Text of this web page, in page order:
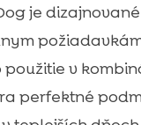
je
použitie v
perfektné